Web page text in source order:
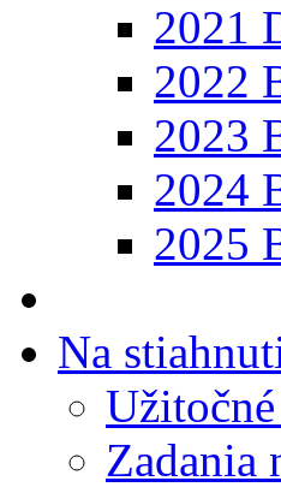
2021
2022
2023
2024
2025
Na
Zadania